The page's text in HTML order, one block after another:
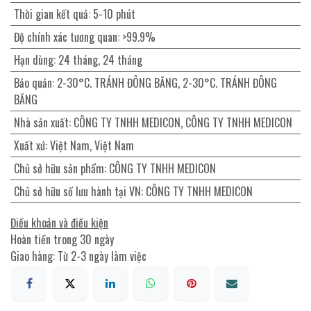
Thời gian kết quả: 5-10 phút
Độ chính xác tương quan: >99.9%
Hạn dùng: 24 tháng, 24 tháng
Bảo quản: 2-30°C. TRÁNH ĐÔNG BĂNG, 2-30°C. TRÁNH ĐÔNG
BĂNG
Nhà sản xuất: CÔNG TY TNHH MEDICON, CÔNG TY TNHH MEDICON
Xuất xứ:Việt Nam,Việt Nam
Chủ sở hữu sản phẩm: CÔNG TY TNHH MEDICON
Chủ sở hữu số lưu hành tại VN: CÔNG TY TNHH MEDICON
Điều khoản và điều kiện
Hoàn tiền trong 30 ngày
Giao hàng: Từ 2-3 ngày làm việc